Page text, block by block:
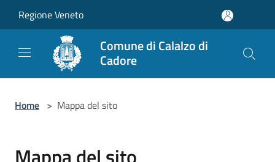
Regione Veneto
Comune di Calalzo di
Cadore
Home > Mappa del sito